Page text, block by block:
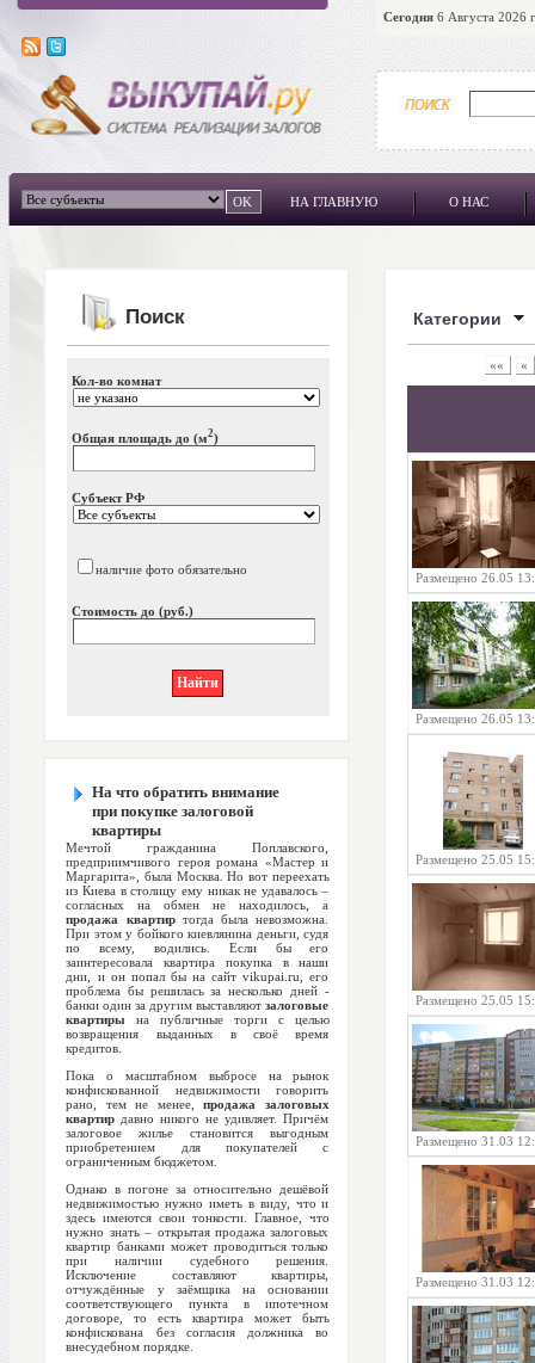
Сегодня 6 Августа 2026
НА ГЛАВНУЮ О НАС
Поиск
Кол-во комнат
Общая площадь до (м2)
Субъект РФ
наличие фото обязательно
Стоимость до (руб.)
На что обратить внимание
при покупке залоговой
квартиры
Мечтой гражданина Поплавского,
предприимчивого героя романа «Мастер и
Маргарита», была Москва. Но вот переехать
из Киева в столицу ему никак не удавалось –
согласных на обмен не находилось, а
продажа квартиртогда была невозможна.
При этом у бойкого киевлянина деньги, судя
по всему, водились. Если бы его
заинтересовала квартира покупка в наши
дни, и он попал бы на сайт vikupai.ru, его
проблема бы решилась за несколько дней -
банки один за другим выставляютзалоговые
квартиры на публичные торги с целью
возвращения выданных в своё время
кредитов.
Пока о масштабном выбросе на рынок
конфискованной недвижимости говорить
рано, тем не менее,продажа залоговых
квартир давно никого не удивляет. Причём
залоговое жилье становится выгодным
приобретением для покупателей с
ограниченным бюджетом.
Однако в погоне за относительно дешёвой
недвижимостью нужно иметь в виду, что и
здесь имеются свои тонкости. Главное, что
нужно знать – открытая продажа залоговых
квартир банками может проводиться только
при наличии судебного решения.
Исключение составляют квартиры,
отчуждённые у заёмщика на основании
соответствующего пункта в ипотечном
договоре, то есть квартира может быть
конфискована без согласия должника во
внесудебном порядке.
Категории
«« «
Размещено 26.05
Размещено 26.05
Размещено 25.05
Размещено 25.05
Размещено 31.03
Размещено 31.03